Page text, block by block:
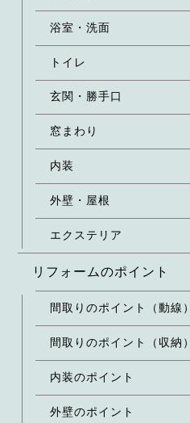
浴室・洗面
トイレ
玄関・勝手口
窓まわり
内装
外壁・屋根
エクステリア
リフォームのポイント
間取りのポイント（動線）
間取りのポイント（収納）
内装のポイント
外壁のポイント